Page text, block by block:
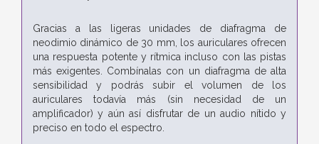
Gracias a las ligeras unidades de diafragma de
neodimio dinámico de 30 mm, los auriculares ofrecen
una respuesta potente y rítmica incluso con las pistas
más exigentes. Combínalas con un diafragma de alta
sensibilidad y podrás subir el volumen de los
auriculares todavía más (sin necesidad de un
amplificador) y aún así disfrutar de un audio nítido y
preciso en todo el espectro.